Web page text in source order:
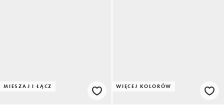
MIESZAJ I ŁĄCZ WIĘCEJ KOLORÓW